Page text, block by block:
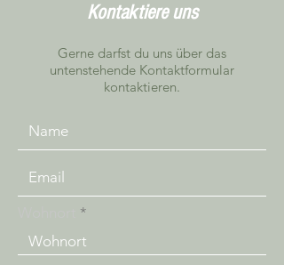
Kontaktiere uns
Gerne darfst du uns über das
untenstehende Kontaktformular
kontaktieren.